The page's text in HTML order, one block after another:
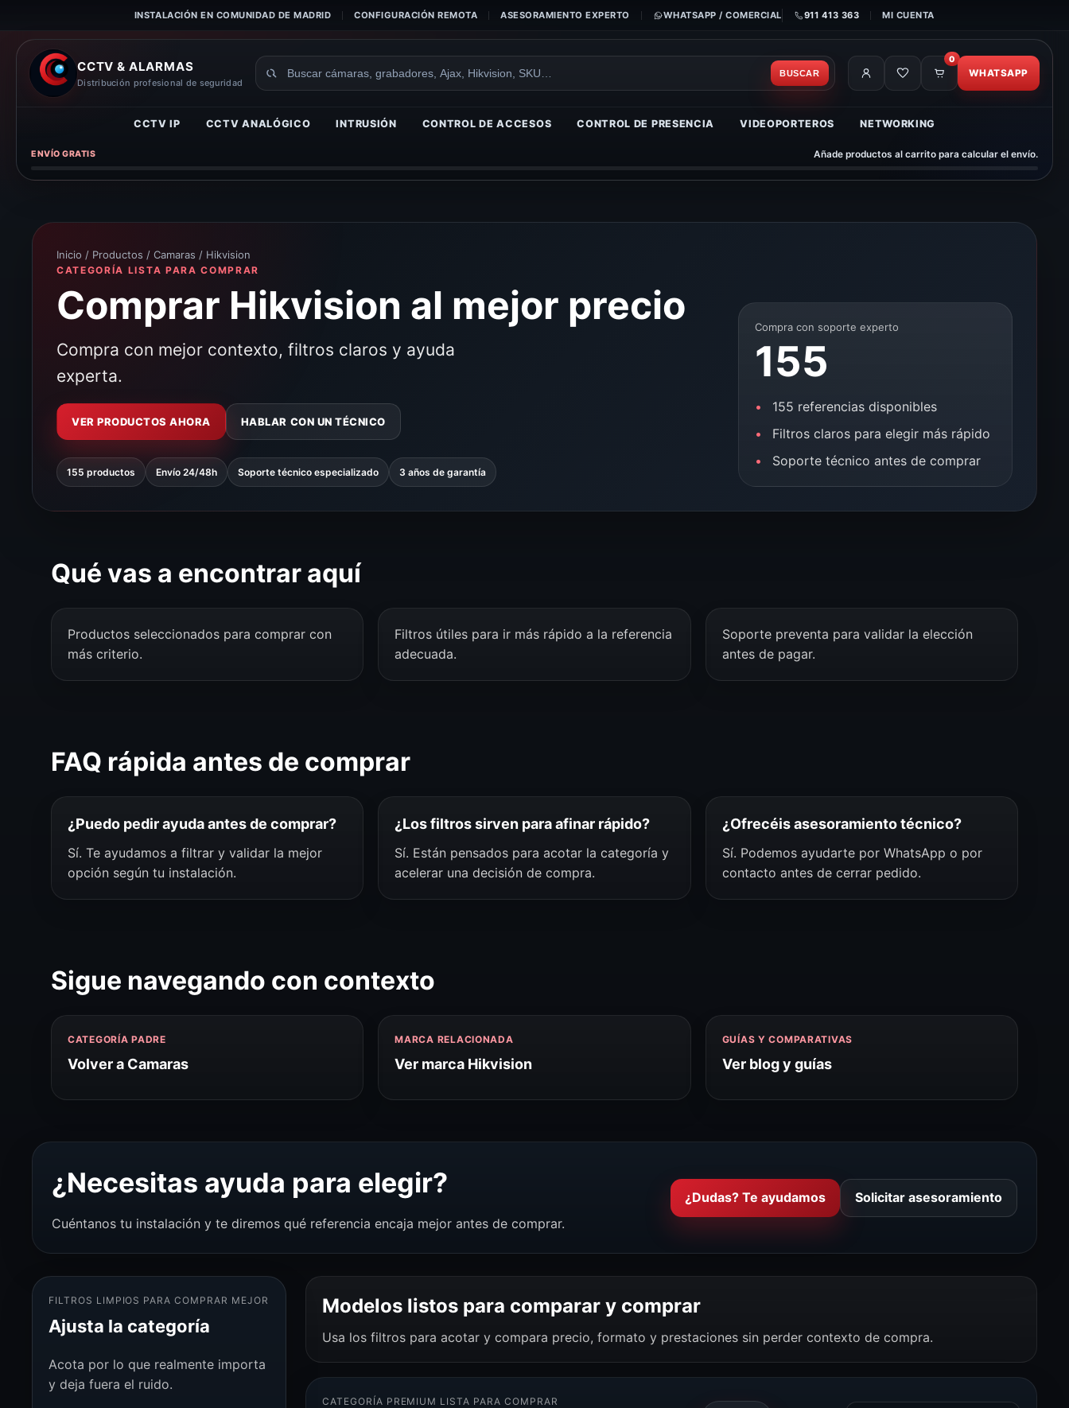
INSTALACIÓN EN COMUNIDAD DE MADRID CONFIGURACIÓN REMOTA ASESORAMIENTO EXPERTO WHATSAPP / COMERCIAL 911 413 363 MI CUENTA
CCTV & ALARMAS
Distribución profesional de seguridad
Buscar
BUSCAR
0
WHATSAPP
CCTV IP CCTV ANALÓGICO INTRUSIÓN CONTROL DE ACCESOS CONTROL DE PRESENCIA VIDEOPORTEROS NETWORKING
ENVÍO GRATIS Añade productos al carrito para calcular el envío.
Inicio / Productos / Camaras / Hikvision
CATEGORÍA LISTA PARA COMPRAR
Comprar Hikvision al mejor precio
Compra con mejor contexto, filtros claros y ayuda
experta.
VER PRODUCTOS AHORA HABLAR CON UN TÉCNICO
155 productos Envío 24/48h Soporte técnico especializado 3 años de garantía
Compra con soporte experto
155
155 referencias disponibles
Filtros claros para elegir más rápido
Soporte técnico antes de comprar
Qué vas a encontrar aquí
Productos seleccionados para comprar con
más criterio.
Filtros útiles para ir más rápido a la referencia
adecuada.
Soporte preventa para validar la elección
antes de pagar.
FAQ rápida antes de comprar
¿Puedo pedir ayuda antes de comprar?
Sí. Te ayudamos a filtrar y validar la mejor
opción según tu instalación.
¿Los filtros sirven para afinar rápido?
Sí. Están pensados para acotar la categoría y
acelerar una decisión de compra.
¿Ofrecéis asesoramiento técnico?
Sí. Podemos ayudarte por WhatsApp o por
contacto antes de cerrar pedido.
Sigue navegando con contexto
CATEGORÍA PADRE
Volver a Camaras
MARCA RELACIONADA
Ver marca Hikvision
GUÍAS Y COMPARATIVAS
Ver blog y guías
¿Necesitas ayuda para elegir?
Cuéntanos tu instalación y te diremos qué referencia encaja mejor antes de comprar.
¿Dudas? Te ayudamos Solicitar asesoramiento
FILTROS LIMPIOS PARA COMPRAR MEJOR
Ajusta la categoría
Acota por lo que realmente importa
y deja fuera el ruido.
Modelos listos para comparar y comprar
Usa los filtros para acotar y compara precio, formato y prestaciones sin perder contexto de compra.
CATEGORÍA PREMIUM LISTA PARA COMPRAR